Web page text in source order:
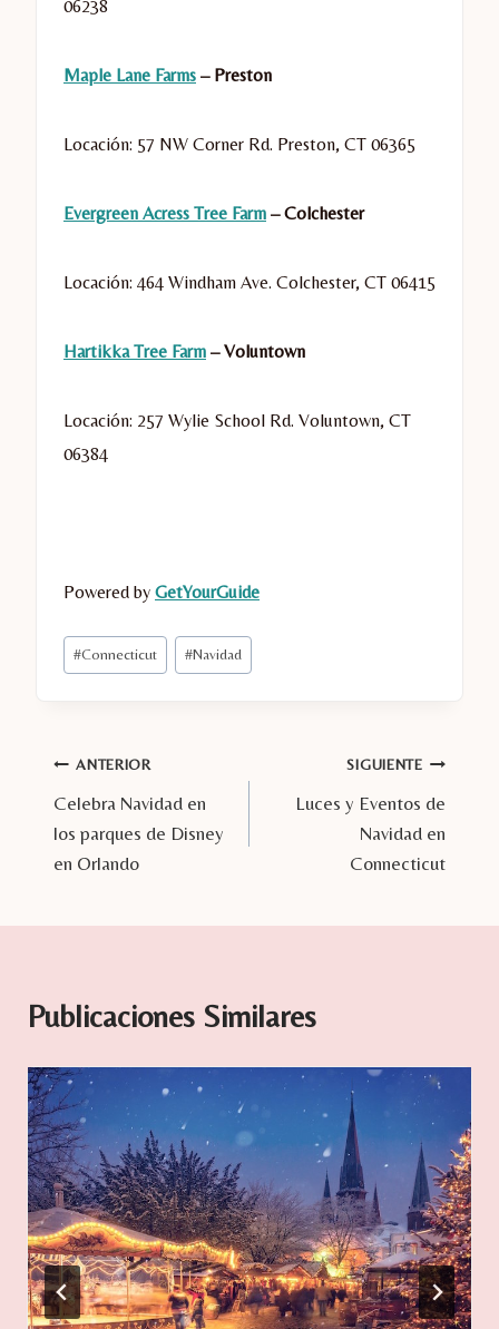
06238
Maple Lane Farms – Preston
Locación: 57 NW Corner Rd. Preston, CT 06365
Evergreen Acress Tree Farm – Colchester
Locación: 464 Windham Ave. Colchester, CT 06415
Hartikka Tree Farm – Voluntown
Locación: 257 Wylie School Rd. Voluntown, CT
06384
Powered by GetYourGuide
Etiquetas
de
#Connecticut #Navidad
Navegación
de
entradas
ANTERIOR
Celebra Navidad en
los parques de Disney
en Orlando
SIGUIENTE
Luces y Eventos de
Navidad en
Connecticut
Publicaciones Similares